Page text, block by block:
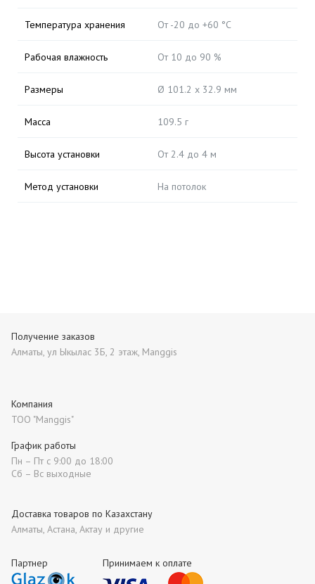
Температура хранения От -20 до +60 °C
Рабочая влажность От 10 до 90 %
Размеры Ø 101.2 x 32.9 мм
Масса 109.5 г
Высота установки От 2.4 до 4 м
Метод установки На потолок
Партнер Принимаем к оплате
Получение заказов
Алматы, ул Ыкылас 3Б, 2 этаж, Manggis
Компания
ТОО "Manggis"
Доставка товаров по Казахстану
Алматы, Астана, Актау и другие
График работы
Пн – Пт с 9:00 до 18:00
Сб – Вс выходные